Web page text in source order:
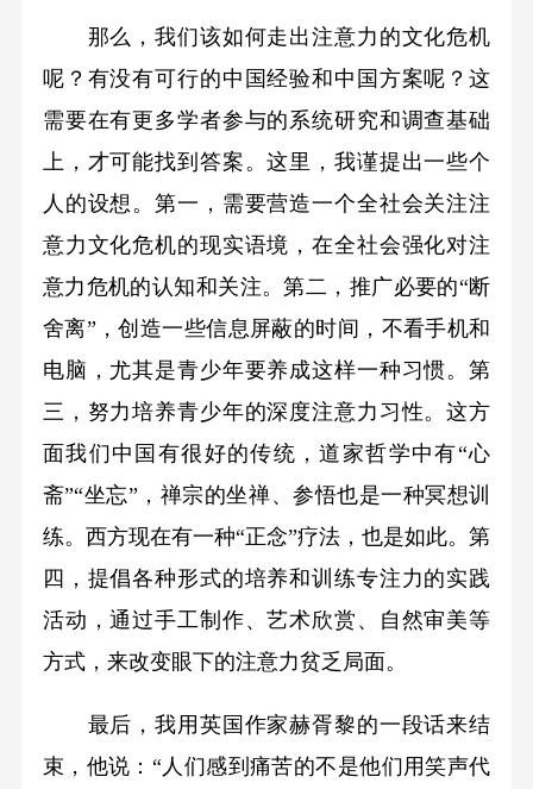
那么，我们该如何走出注意力的文化危机
呢？有没有可行的中国经验和中国方案呢？这
需要在有更多学者参与的系统研究和调查基础
上，才可能找到答案。这里，我谨提出一些个
人的设想。第一，需要营造一个全社会关注注
意力文化危机的现实语境，在全社会强化对注
意力危机的认知和关注。第二，推广必要的“断
舍离”，创造一些信息屏蔽的时间，不看手机和
电脑，尤其是青少年要养成这样一种习惯。第
三，努力培养青少年的深度注意力习性。这方
面我们中国有很好的传统，道家哲学中有“心
斋”“坐忘”，禅宗的坐禅、参悟也是一种冥想训
练。西方现在有一种“正念”疗法，也是如此。第
四，提倡各种形式的培养和训练专注力的实践
活动，通过手工制作、艺术欣赏、自然审美等
方式，来改变眼下的注意力贫乏局面。
最后，我用英国作家赫胥黎的一段话来结
束，他说：“人们感到痛苦的不是他们用笑声代